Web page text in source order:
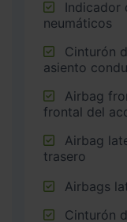
neumáticos
asiento
frontal del
trasero
Airbags